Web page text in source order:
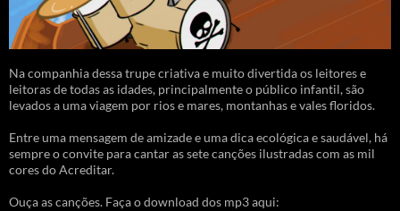
Na companhia dessa trupe criativa e muito divertida os leitores e
leitoras de todas as idades, principalmente o público infantil, são
levados a uma viagem por rios e mares, montanhas e vales floridos.
Entre uma mensagem de amizade e uma dica ecológica e saudável, há
sempre o convite para cantar as sete canções ilustradas com as mil
cores do Acreditar.
Ouça as canções. Faça o download dos mp3 aqui: